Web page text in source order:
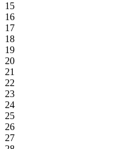
15
16
17
18
19
20
21
22
23
24
25
26
27